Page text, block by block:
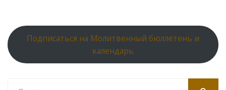
Подписаться на Молитвенный бюллетень и
календарь